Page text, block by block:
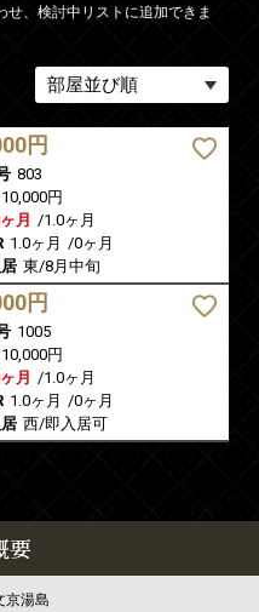
、検討中リストに追加できま
円
803
10,000円
月 /1.0ヶ月
1.0ヶ月 /0ヶ月
東/8月中旬
円
1005
10,000円
月 /1.0ヶ月
1.0ヶ月 /0ヶ月
西/即入居可
要
京湯島